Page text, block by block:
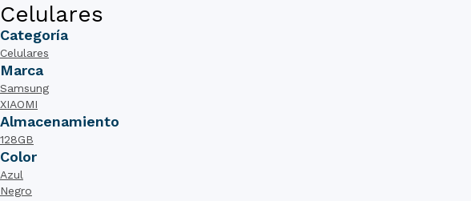
Celulares
Categoría
Celulares
Marca
Samsung
XIAOMI
Almacenamiento
128GB
Color
Azul
Negro